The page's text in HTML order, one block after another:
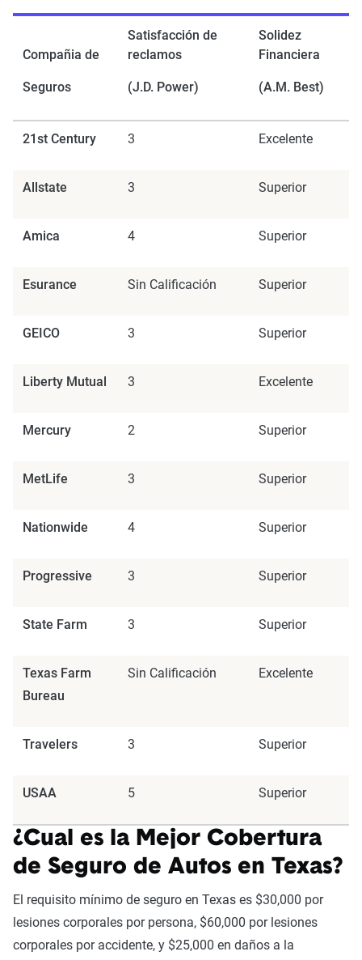
Compañia de
Seguros
Satisfacción de
reclamos
(J.D. Power)
Solidez
Financiera
(A.M. Best)
21st Century 3 Excelente
Allstate 3 Superior
Amica 4 Superior
Esurance Sin Calificación Superior
GEICO 3 Superior
Liberty Mutual 3 Excelente
Mercury 2 Superior
MetLife 3 Superior
Nationwide 4 Superior
Progressive 3 Superior
State Farm 3 Superior
Texas Farm
Bureau
Sin Calificación Excelente
Travelers 3 Superior
USAA 5 Superior
¿Cual es la Mejor Cobertura
de Seguro de Autos en Texas?
El requisito mínimo de seguro en Texas es $30,000 por
lesiones corporales por persona, $60,000 por lesiones
corporales por accidente, y $25,000 en daños a la